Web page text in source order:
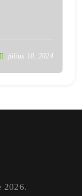
július 10, 2024
2026.